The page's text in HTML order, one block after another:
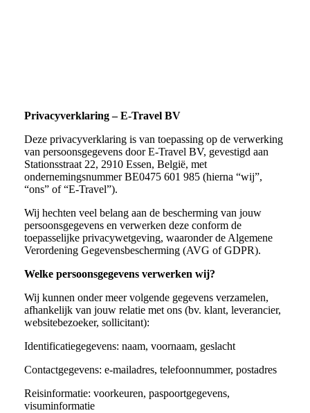
Privacyverklaring – E-Travel BV
Deze privacyverklaring is van toepassing op de verwerking
van persoonsgegevens door E-Travel BV, gevestigd aan
Stationsstraat 22, 2910 Essen, België, met
ondernemingsnummer BE0475 601 985 (hierna “wij”,
“ons” of “E-Travel”).
Wij hechten veel belang aan de bescherming van jouw
persoonsgegevens en verwerken deze conform de
toepasselijke privacywetgeving, waaronder de Algemene
Verordening Gegevensbescherming (AVG of GDPR).
Welke persoonsgegevens verwerken wij?
Wij kunnen onder meer volgende gegevens verzamelen,
afhankelijk van jouw relatie met ons (bv. klant, leverancier,
websitebezoeker, sollicitant):
Identificatiegegevens: naam, voornaam, geslacht
Contactgegevens: e-mailadres, telefoonnummer, postadres
Reisinformatie: voorkeuren, paspoortgegevens,
visuminformatie